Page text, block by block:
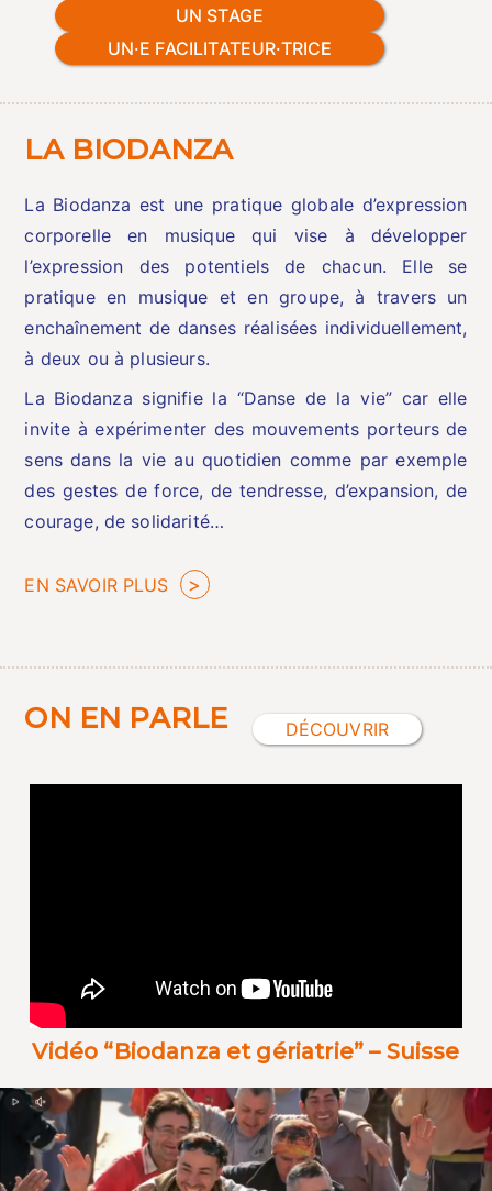
UN STAGE
UN·E FACILITATEUR·TRICE
LA BIODANZA
La Biodanza est une pratique globale d’expression
corporelle en musique qui vise à développer
l’expression des potentiels de chacun. Elle se
pratique en musique et en groupe, à travers un
enchaînement de danses réalisées individuellement,
à deux ou à plusieurs.
La Biodanza signifie la “Danse de la vie” car elle
invite à expérimenter des mouvements porteurs de
sens dans la vie au quotidien comme par exemple
des gestes de force, de tendresse, d’expansion, de
courage, de solidarité…
EN SAVOIR PLUS
ON EN PARLE DÉCOUVRIR
Vidéo “Biodanza et gériatrie” – Suisse